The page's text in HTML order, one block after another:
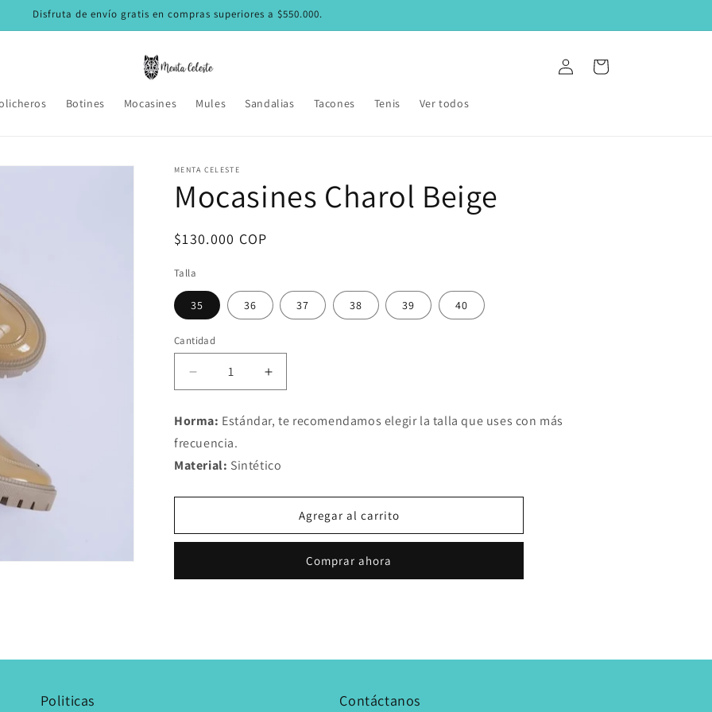
Disfruta de envío gratis en compras superiores a $550.000.
Botines Mocasines Mules Sandalias Tacones Tenis Ver todos
Iniciar
sesión
Carrito
MENTA CELESTE
Mocasines Charol Beige
Precio
$130.000 COP
Talla
35 36 37 38 39 40
Cantidad
Reducir
cantidad
Mocasines
Charol
Beige
Aumentar
cantidad
Mocasines
Beige
Horma: Estándar, te recomendamos elegir la talla que uses con más
frecuencia.
Material: Sintético
Agregar al carrito
Comprar ahora
Politicas Contáctanos